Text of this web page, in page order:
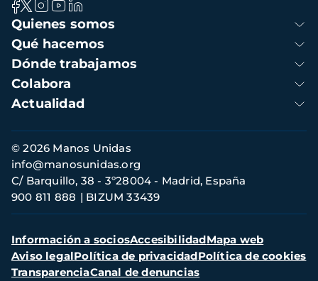
Navegación
principal
Quienes somos
Qué hacemos
Dónde trabajamos
Colabora
Actualidad
Información
de
contacto
© 2026 Manos Unidas
C/ Barquillo, 38 - 3º28004 - Madrid, España
900 811 888
BIZUM 33439
info@manosunidas.org
Menú
secundario
Información a sociosAccesibilidadMapa web
Aviso legalPolítica de privacidadPolítica de cookies
TransparenciaCanal de denuncias